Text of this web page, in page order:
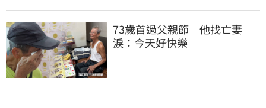
73歲首過父親節　他找亡妻
淚：今天好快樂